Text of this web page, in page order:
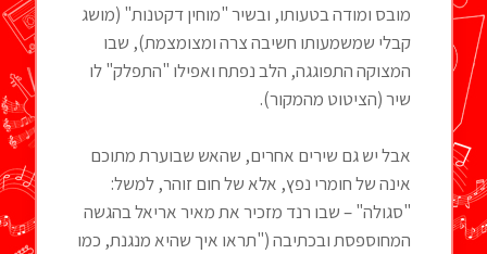
מובס ומודה בטעותו, ובשיר "מוחין דקטנות" (מושג
קבלי שמשמעותו חשיבה צרה ומצומצמת), שבו
המצוקה התפוגגה, הלב נפתח ואפילו "התפלק" לו
שיר (הציטוט מהמקור).
אבל יש גם שירים אחרים, שהאש שבוערת מתוכם
אינה של חומרי נפץ, אלא של חום זוהר, למשל:
"סגולה" – שבו רנד מזכיר את מאיר אריאל בהגשה
המחוספסת ובכתיבה ("תראו איך שהיא מנגנת, כמו